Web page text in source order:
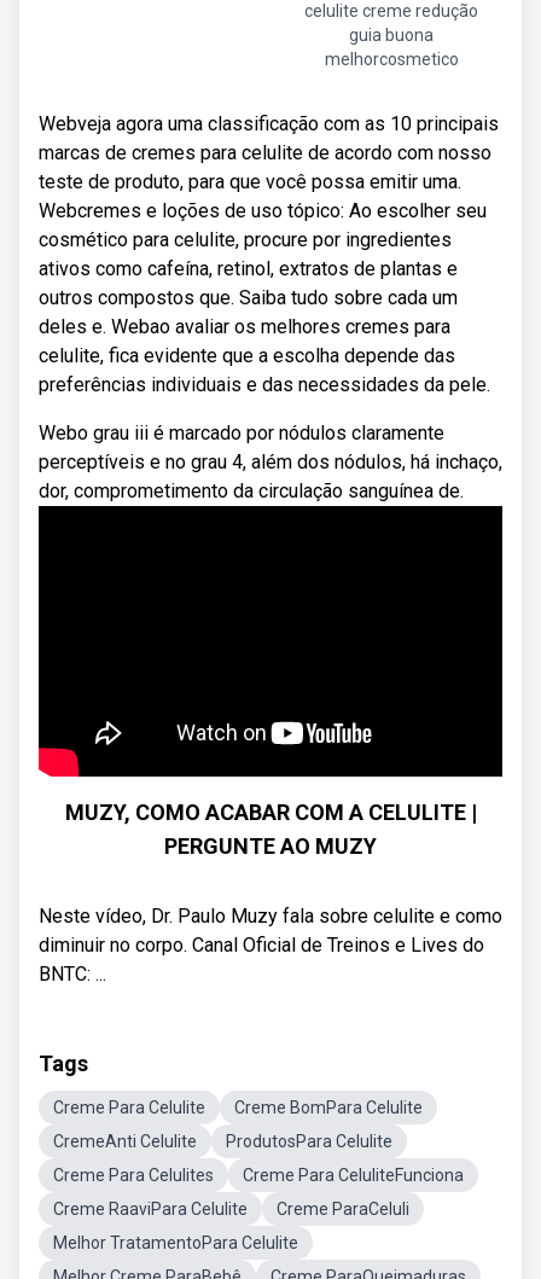
celulite creme redução
guia buona
melhorcosmetico
Webveja agora uma classificação com as 10 principais
marcas de cremes para celulite de acordo com nosso
teste de produto, para que você possa emitir uma.
Webcremes e loções de uso tópico: Ao escolher seu
cosmético para celulite, procure por ingredientes
ativos como cafeína, retinol, extratos de plantas e
outros compostos que. Saiba tudo sobre cada um
deles e. Webao avaliar os melhores cremes para
celulite, fica evidente que a escolha depende das
preferências individuais e das necessidades da pele.
Webo grau iii é marcado por nódulos claramente
perceptíveis e no grau 4, além dos nódulos, há inchaço,
dor, comprometimento da circulação sanguínea de.
MUZY, COMO ACABAR COM A CELULITE |
PERGUNTE AO MUZY
Neste vídeo, Dr. Paulo Muzy fala sobre celulite e como
diminuir no corpo. Canal Oficial de Treinos e Lives do
BNTC: ...
Tags
Creme Para Celulite
Creme BomPara Celulite
CremeAnti Celulite
ProdutosPara Celulite
Creme Para Celulites
Creme Para CeluliteFunciona
Creme RaaviPara Celulite
Creme ParaCeluli
Melhor TratamentoPara Celulite